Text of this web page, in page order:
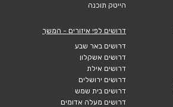
הייטק תוכנה
דרושים לפי איזורים - המשך
דרושים באר שבע
דרושים אשקלון
דרושים אילת
דרושים ירושלים
דרושים בית שמש
דרושים מעלה אדומים